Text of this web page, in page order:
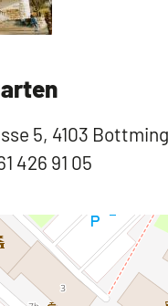
5, 4103
426 91 05